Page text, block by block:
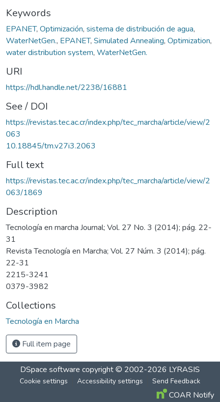
Keywords
EPANET, Optimización, sistema de distribución de agua,
WaterNetGen., EPANET, Simulated Annealing, Optimization,
water distribution system, WaterNetGen.
URI
https://hdl.handle.net/2238/16881
See / DOI
https://revistas.tec.ac.cr/index.php/tec_marcha/article/view/2
063
10.18845/tm.v27i3.2063
Full text
https://revistas.tec.ac.cr/index.php/tec_marcha/article/view/2
063/1869
Description
Tecnología en marcha Journal; Vol. 27 No. 3 (2014); pág. 22-
31
Revista Tecnología en Marcha; Vol. 27 Núm. 3 (2014); pág.
22-31
2215-3241
0379-3982
Collections
Tecnología en Marcha
Full item page
DSpace software copyright © 2002-2026 LYRASIS
Cookie settings Accessibility settings Send Feedback
COAR Notify